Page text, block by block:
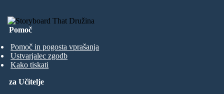
Pomoč
Pomoč in pogosta vprašanja
Ustvarjalec zgodb
Kako tiskati
za Učitelje